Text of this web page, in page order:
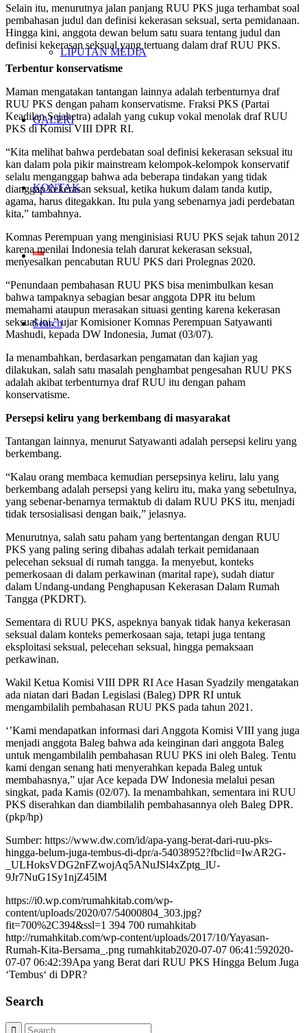
LIPUTAN MEDIA
GALERI
KONTAK
Search
Selain itu, menurutnya jalan panjang RUU PKS juga terhambat soal
pembahasan judul dan definisi kekerasan seksual, serta pemidanaan.
Hingga kini, anggota dewan belum satu suara tentang judul dan
definisi kekerasan seksual yang tertuang dalam draf RUU PKS.
Terbentur konservatisme
Maman mengatakan tantangan lainnya adalah terbenturnya draf
RUU PKS dengan paham konservatisme. Fraksi PKS (Partai
Keadilan Sejahetra) adalah yang cukup vokal menolak draf RUU
PKS di Komisi VIII DPR RI.
“Kita melihat bahwa perdebatan soal definisi kekerasan seksual itu
kan dalam pola pikir mainstream kelompok-kelompok konservatif
selalu menganggap bahwa ada beberapa tindakan yang tidak
dianggap kekerasan seksual, ketika hukum dalam tanda kutip,
agama, harus ditegakkan. Itu pula yang sebenarnya jadi perdebatan
kita,” tambahnya.
Komnas Perempuan yang menginisiasi RUU PKS sejak tahun 2012
karena menilai Indonesia telah darurat kekerasan seksual,
menyesalkan pencabutan RUU PKS dari Prolegnas 2020.
“Penundaan pembahasan RUU PKS bisa menimbulkan kesan
bahwa tampaknya sebagian besar anggota DPR itu belum
memahami ataupun merasakan situasi genting karena kekerasan
seksual ini,” ujar Komisioner Komnas Perempuan Satyawanti
Mashudi, kepada DW Indonesia, Jumat (03/07).
Ia menambahkan, berdasarkan pengamatan dan kajian yag
dilakukan, salah satu masalah penghambat pengesahan RUU PKS
adalah akibat terbenturnya draf RUU itu dengan paham
konservatisme.
Persepsi keliru yang berkembang di masyarakat
Tantangan lainnya, menurut Satyawanti adalah persepsi keliru yang
berkembang.
“Kalau orang membaca kemudian persepsinya keliru, lalu yang
berkembang adalah persepsi yang keliru itu, maka yang sebetulnya,
yang sebenar-benarnya termaktub di dalam RUU PKS itu, menjadi
tidak tersosialisasi dengan baik,” jelasnya.
Menurutnya, salah satu paham yang bertentangan dengan RUU
PKS yang paling sering dibahas adalah terkait pemidanaan
pelecehan seksual di rumah tangga. Ia menyebut, konteks
pemerkosaan di dalam perkawinan (marital rape), sudah diatur
dalam Undang-undang Penghapusan Kekerasan Dalam Rumah
Tangga (PKDRT).
Sementara di RUU PKS, aspeknya banyak tidak hanya kekerasan
seksual dalam konteks pemerkosaan saja, tetapi juga tentang
eksploitasi seksual, pelecehan seksual, hingga pemaksaan
perkawinan.
Wakil Ketua Komisi VIII DPR RI Ace Hasan Syadzily mengatakan
ada niatan dari Badan Legislasi (Baleg) DPR RI untuk
mengambilalih pembahasan RUU PKS pada tahun 2021.
‘’Kami mendapatkan informasi dari Anggota Komisi VIII yang juga
menjadi anggota Baleg bahwa ada keinginan dari anggota Baleg
untuk mengambilalih pembahasan RUU PKS ini oleh Baleg. Tentu
kami dengan senang hati menyerahkan kepada Baleg untuk
membahasnya,” ujar Ace kepada DW Indonesia melalui pesan
singkat, pada Kamis (02/07). Ia menambahkan, sementara ini RUU
PKS diserahkan dan diambilalih pembahasannya oleh Baleg DPR.
(pkp/hp)
Sumber: https://www.dw.com/id/apa-yang-berat-dari-ruu-pks-
hingga-belum-juga-tembus-di-dpr/a-54038952?fbclid=IwAR2G-
_ULHoksVDG2nFZwojAq5ANuJSl4xZptg_lU-
9Jr7NuG1Sy1njZ45lM
https://i0.wp.com/rumahkitab.com/wp-
content/uploads/2020/07/54000804_303.jpg?
fit=700%2C394&ssl=1 394 700 rumahkitab
http://rumahkitab.com/wp-content/uploads/2017/10/Yayasan-
Rumah-Kita-Bersama_.png rumahkitab2020-07-07 06:41:592020-
07-07 06:42:39Apa yang Berat dari RUU PKS Hingga Belum Juga
‘Tembus‘ di DPR?
Search